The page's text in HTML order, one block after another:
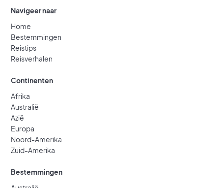
Navigeer naar
Home
Bestemmingen
Reistips
Reisverhalen
Continenten
Afrika
Australië
Azië
Europa
Noord-Amerika
Zuid-Amerika
Bestemmingen